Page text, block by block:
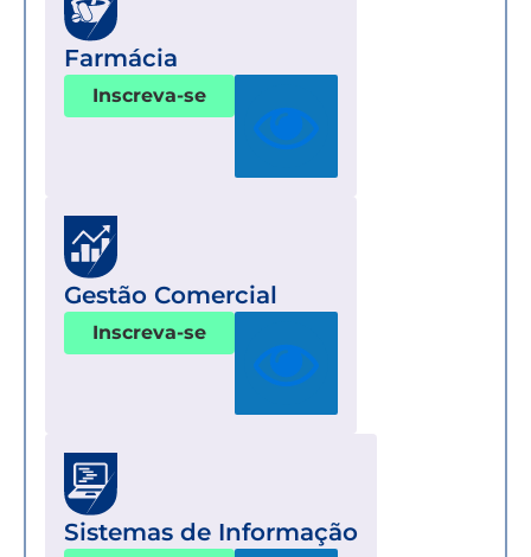
Farmácia
Inscreva-se
Gestão Comercial
Inscreva-se
Sistemas de Informação